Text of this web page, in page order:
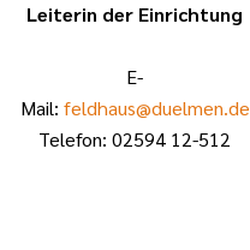
Leiterin der Einrichtung
E-
Mail: feldhaus@duelmen.de
Telefon: 02594 12-512